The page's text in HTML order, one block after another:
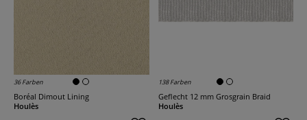
36 Farben
Boréal Dimout Lining
Houlès
138 Farben
Geflecht 12 mm Grosgrain Braid
Houlès